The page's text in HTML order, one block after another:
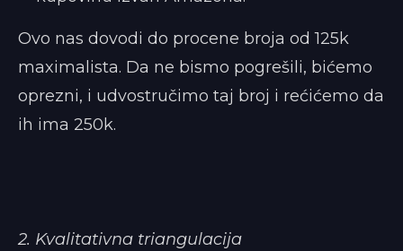
Ovo nas dovodi do procene broja od 125k
maximalista. Da ne bismo pogrešili, bićemo
oprezni, i udvostručimo taj broj i rećićemo da
ih ima 250k.
2. Kvalitativna triangulacija